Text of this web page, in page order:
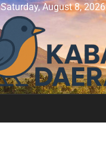
Saturday, August 8, 2026